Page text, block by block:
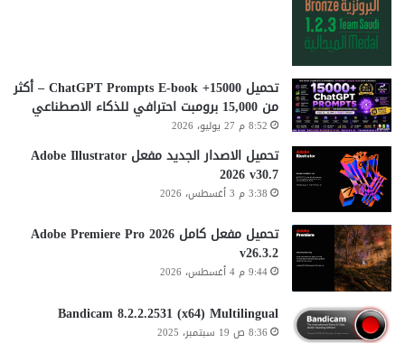
تحميل 15000+ ChatGPT Prompts E-book – أكثر
من 15,000 برومبت احترافي للذكاء الاصطناعي
8:52 م 27 يوليو، 2026
تحميل الاصدار الجديد مفعل Adobe Illustrator
2026 v30.7
3:38 م 3 أغسطس، 2026
تحميل مفعل كامل Adobe Premiere Pro 2026
v26.3.2
9:44 م 4 أغسطس، 2026
Bandicam 8.2.2.2531 (x64) Multilingual
8:36 ص 19 سبتمبر، 2025